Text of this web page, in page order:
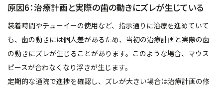
原因6：治療計画と実際の歯の動きにズレが生じている
装着時間やチューイーの使用など、指示通りに治療を進めていて
も、歯の動きには個人差があるため、当初の治療計画と実際の歯
の動きにズレが生じることがあります。このような場合、マウス
ピースが合わなくなり浮きが生じます。
定期的な通院で進捗を確認し、ズレが大きい場合は治療計画の修